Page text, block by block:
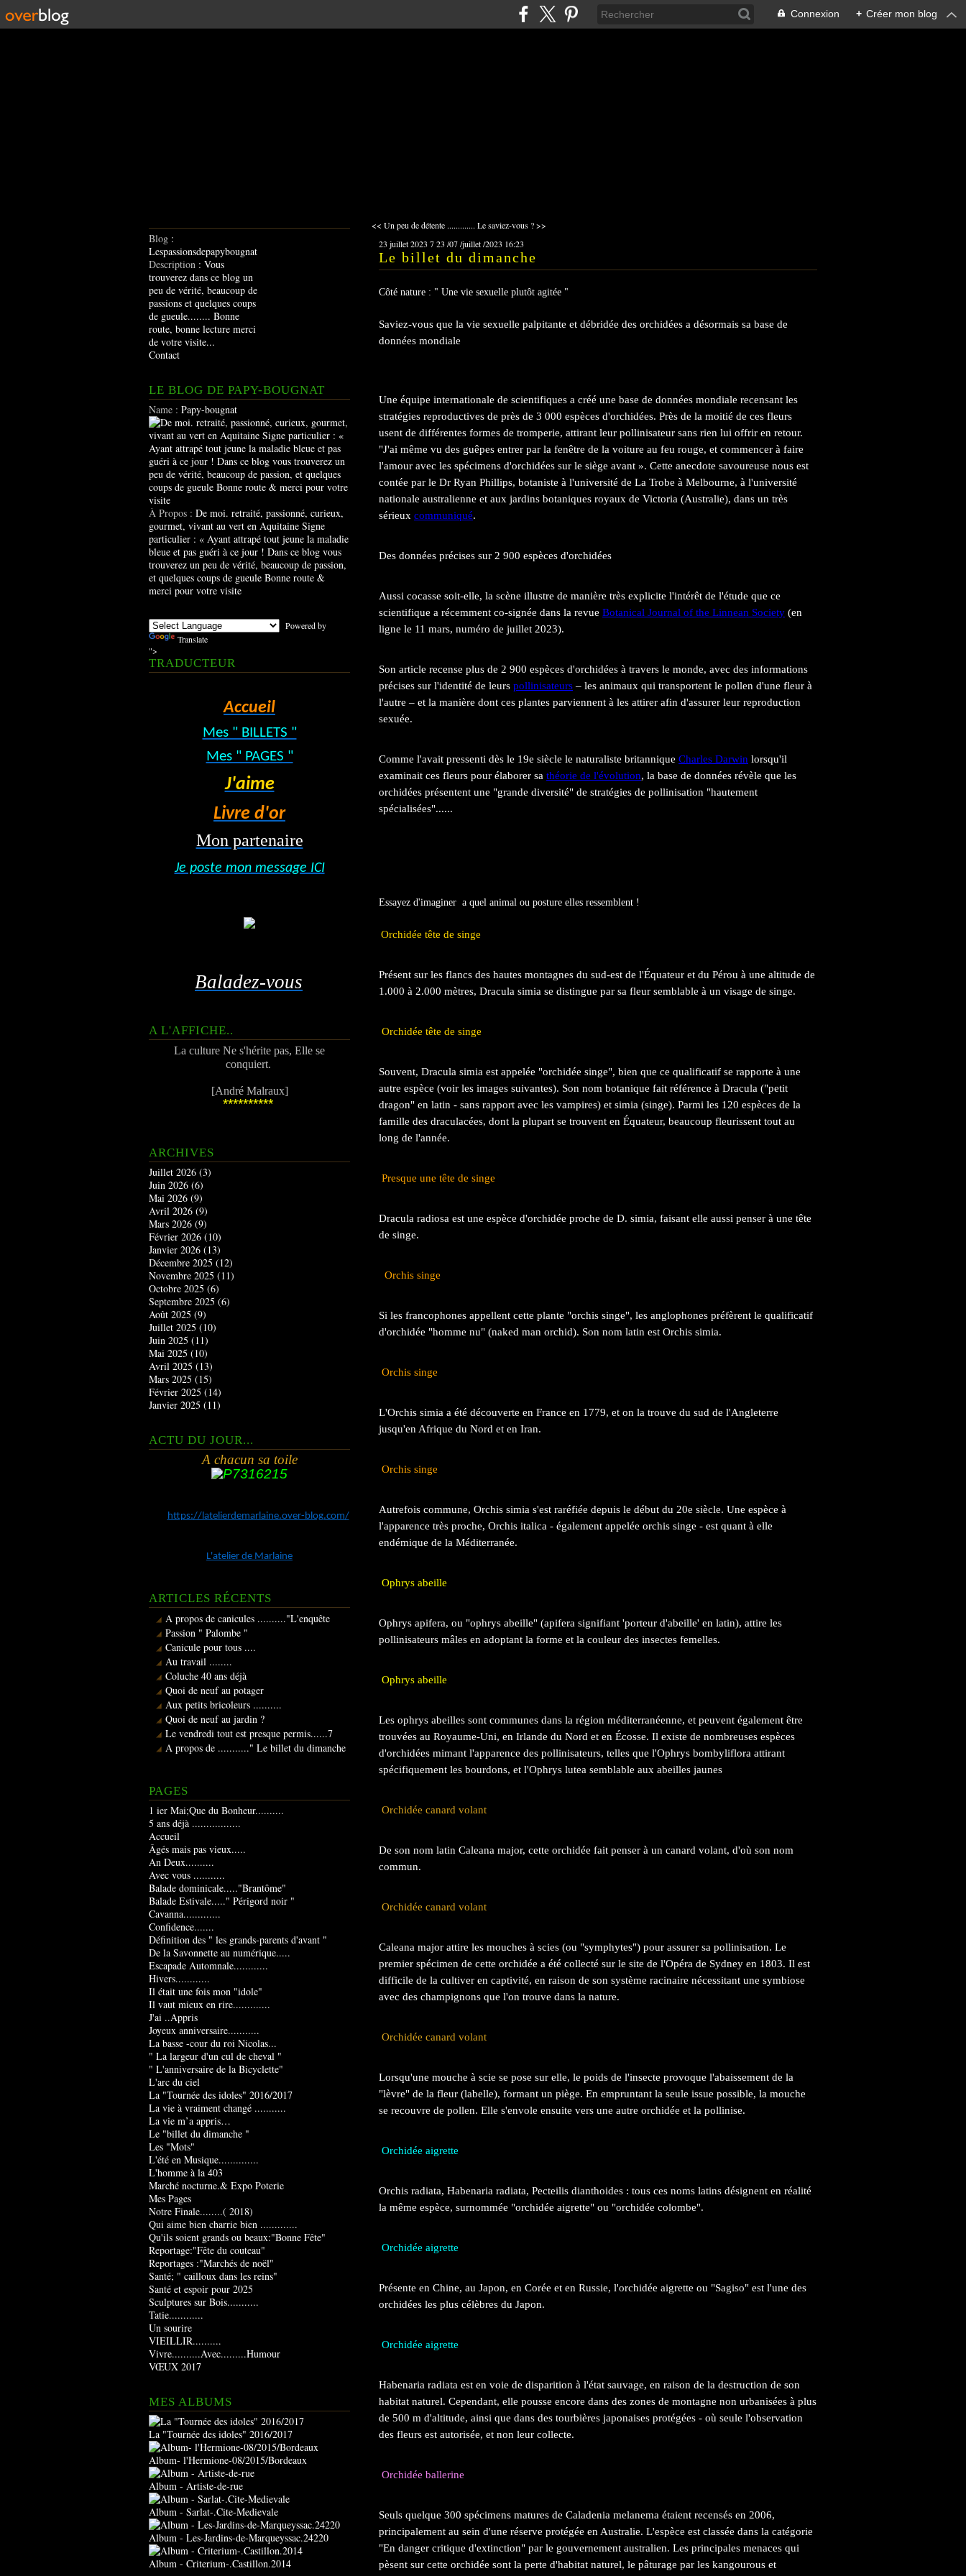
Connexion + Créer mon blog
Blog :
Lespassionsdepapybougnat
Description : Vous
trouverez dans ce blog un
peu de vérité, beaucoup de
passions et quelques coups
de gueule........ Bonne
route, bonne lecture merci
de votre visite...
Contact
LE BLOG DE PAPY-BOUGNAT
Name : Papy-bougnat
À Propos : De moi. retraité, passionné, curieux,
gourmet, vivant au vert en Aquitaine Signe
particulier : « Ayant attrapé tout jeune la maladie
bleue et pas guéri à ce jour ! Dans ce blog vous
trouverez un peu de vérité, beaucoup de passion,
et quelques coups de gueule Bonne route &
merci pour votre visite
Powered by
Translate
">
TRADUCTEUR
Accueil
Mes " BILLETS "
Mes " PAGES "
J'aime
Livre d'or
Mon partenaire
Je poste mon message ICI
Baladez-vous
A L'AFFICHE..
La culture Ne s'hérite pas, Elle se
conquiert.
[André Malraux]
**********
ARCHIVES
Juillet 2026 (3)
Juin 2026 (6)
Mai 2026 (9)
Avril 2026 (9)
Mars 2026 (9)
Février 2026 (10)
Janvier 2026 (13)
Décembre 2025 (12)
Novembre 2025 (11)
Octobre 2025 (6)
Septembre 2025 (6)
Août 2025 (9)
Juillet 2025 (10)
Juin 2025 (11)
Mai 2025 (10)
Avril 2025 (13)
Mars 2025 (15)
Février 2025 (14)
Janvier 2025 (11)
ACTU DU JOUR...
A chacun sa toile
https://latelierdemarlaine.over-blog.com/
L'atelier de Marlaine
ARTICLES RÉCENTS
A propos de canicules .........."L'enquête
Passion " Palombe "
Canicule pour tous ....
Au travail ........
Coluche 40 ans déjà
Quoi de neuf au potager
Aux petits bricoleurs ..........
Quoi de neuf au jardin ?
Le vendredi tout est presque permis......7
A propos de ..........." Le billet du dimanche
PAGES
1 ier Mai;Que du Bonheur..........
5 ans déjà .................
Accueil
Âgés mais pas vieux.....
An Deux..........
Avec vous ...........
Balade dominicale....."Brantôme"
Balade Estivale....." Périgord noir "
Cavanna.............
Confidence.......
Définition des " les grands-parents d'avant "
De la Savonnette au numérique.....
Escapade Automnale............
Hivers............
Il était une fois mon "idole"
Il vaut mieux en rire.............
J'ai ..Appris
Joyeux anniversaire...........
La basse -cour du roi Nicolas...
" La largeur d'un cul de cheval "
" L'anniversaire de la Bicyclette"
L'arc du ciel
La "Tournée des idoles" 2016/2017
La vie à vraiment changé ...........
La vie m’a appris…
Le "billet du dimanche "
Les "Mots"
L'été en Musique..............
L'homme à la 403
Marché nocturne.& Expo Poterie
Mes Pages
Notre Finale........( 2018)
Qui aime bien charrie bien .............
Qu'ils soient grands ou beaux:"Bonne Fête"
Reportage:"Fête du couteau"
Reportages :"Marchés de noël"
Santé; " cailloux dans les reins"
Santé et espoir pour 2025
Sculptures sur Bois...........
Tatie............
Un sourire
VIEILLIR..........
Vivre..........Avec.........Humour
VŒUX 2017
MES ALBUMS
La "Tournée des idoles" 2016/2017
Album- l'Hermione-08/2015/Bordeaux
Album - Artiste-de-rue
Album - Sarlat-.Cite-Medievale
Album - Les-Jardins-de-Marqueyssac.24220
Album - Criterium-.Castillon.2014
<< Un peu de détente ............. Le saviez-vous ? >>
23 juillet 2023 723 /07/juillet/2023 16:23
Le billet du dimanche
Côté nature : " Une vie sexuelle plutôt agitée "
Saviez-vous que la vie sexuelle palpitante et débridée des orchidées a désormais sa base de
données mondiale
Une équipe internationale de scientifiques a créé une base de données mondiale recensant les
stratégies reproductives de près de 3 000 espèces d'orchidées. Près de la moitié de ces fleurs
usent de différentes formes de tromperie, attirant leur pollinisateur sans rien lui offrir en retour.
"J'ai même vu des guêpes entrer par la fenêtre de la voiture au feu rouge, et commencer à faire
l'amour avec les spécimens d'orchidées sur le siège avant ». Cette anecdote savoureuse nous est
contée par le Dr Ryan Phillips, botaniste à l'université de La Trobe à Melbourne, à l'université
nationale australienne et aux jardins botaniques royaux de Victoria (Australie), dans un très
sérieux communiqué.
Des données précises sur 2 900 espèces d'orchidées
Aussi cocasse soit-elle, la scène illustre de manière très explicite l'intérêt de l'étude que ce
scientifique a récemment co-signée dans la revue Botanical Journal of the Linnean Society (en
ligne le 11 mars, numéro de juillet 2023).
Son article recense plus de 2 900 espèces d'orchidées à travers le monde, avec des informations
précises sur l'identité de leurs pollinisateurs – les animaux qui transportent le pollen d'une fleur à
l'autre – et la manière dont ces plantes parviennent à les attirer afin d'assurer leur reproduction
sexuée.
Comme l'avait pressenti dès le 19e siècle le naturaliste britannique Charles Darwin lorsqu'il
examinait ces fleurs pour élaborer sa théorie de l'évolution, la base de données révèle que les
orchidées présentent une "grande diversité" de stratégies de pollinisation "hautement
spécialisées"......
Essayez d'imaginer a quel animal ou posture elles ressemblent !
Orchidée tête de singe
Présent sur les flancs des hautes montagnes du sud-est de l'Équateur et du Pérou à une altitude de
1.000 à 2.000 mètres, Dracula simia se distingue par sa fleur semblable à un visage de singe.
Orchidée tête de singe
Souvent, Dracula simia est appelée "orchidée singe", bien que ce qualificatif se rapporte à une
autre espèce (voir les images suivantes). Son nom botanique fait référence à Dracula ("petit
dragon" en latin - sans rapport avec les vampires) et simia (singe). Parmi les 120 espèces de la
famille des draculacées, dont la plupart se trouvent en Équateur, beaucoup fleurissent tout au
long de l'année.
Presque une tête de singe
Dracula radiosa est une espèce d'orchidée proche de D. simia, faisant elle aussi penser à une tête
de singe.
Orchis singe
Si les francophones appellent cette plante "orchis singe", les anglophones préfèrent le qualificatif
d'orchidée "homme nu" (naked man orchid). Son nom latin est Orchis simia.
Orchis singe
L'Orchis simia a été découverte en France en 1779, et on la trouve du sud de l'Angleterre
jusqu'en Afrique du Nord et en Iran.
Orchis singe
Autrefois commune, Orchis simia s'est raréfiée depuis le début du 20e siècle. Une espèce à
l'apparence très proche, Orchis italica - également appelée orchis singe - est quant à elle
endémique de la Méditerranée.
Ophrys abeille
Ophrys apifera, ou "ophrys abeille" (apifera signifiant 'porteur d'abeille' en latin), attire les
pollinisateurs mâles en adoptant la forme et la couleur des insectes femelles.
Ophrys abeille
Les ophrys abeilles sont communes dans la région méditerranéenne, et peuvent également être
trouvées au Royaume-Uni, en Irlande du Nord et en Écosse. Il existe de nombreuses espèces
d'orchidées mimant l'apparence des pollinisateurs, telles que l'Ophrys bombyliflora attirant
spécifiquement les bourdons, et l'Ophrys lutea semblable aux abeilles jaunes
Orchidée canard volant
De son nom latin Caleana major, cette orchidée fait penser à un canard volant, d'où son nom
commun.
Orchidée canard volant
Caleana major attire les mouches à scies (ou "symphytes") pour assurer sa pollinisation. Le
premier spécimen de cette orchidée a été collecté sur le site de l'Opéra de Sydney en 1803. Il est
difficile de la cultiver en captivité, en raison de son système racinaire nécessitant une symbiose
avec des champignons que l'on trouve dans la nature.
Orchidée canard volant
Lorsqu'une mouche à scie se pose sur elle, le poids de l'insecte provoque l'abaissement de la
"lèvre" de la fleur (labelle), formant un piège. En empruntant la seule issue possible, la mouche
se recouvre de pollen. Elle s'envole ensuite vers une autre orchidée et la pollinise.
Orchidée aigrette
Orchis radiata, Habenaria radiata, Pecteilis dianthoides : tous ces noms latins désignent en réalité
la même espèce, surnommée "orchidée aigrette" ou "orchidée colombe".
Orchidée aigrette
Présente en Chine, au Japon, en Corée et en Russie, l'orchidée aigrette ou "Sagiso" est l'une des
orchidées les plus célèbres du Japon.
Orchidée aigrette
Habenaria radiata est en voie de disparition à l'état sauvage, en raison de la destruction de son
habitat naturel. Cependant, elle pousse encore dans des zones de montagne non urbanisées à plus
de 500 m d'altitude, ainsi que dans des tourbières japonaises protégées - où seule l'observation
des fleurs est autorisée, et non leur collecte.
Orchidée ballerine
Seuls quelque 300 spécimens matures de Caladenia melanema étaient recensés en 2006,
principalement au sein d'une réserve protégée en Australie. L'espèce est classée dans la catégorie
"En danger critique d'extinction" par le gouvernement australien. Les principales menaces qui
pèsent sur cette orchidée sont la perte d'habitat naturel, le pâturage par les kangourous et